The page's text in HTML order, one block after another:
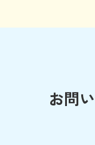
お問